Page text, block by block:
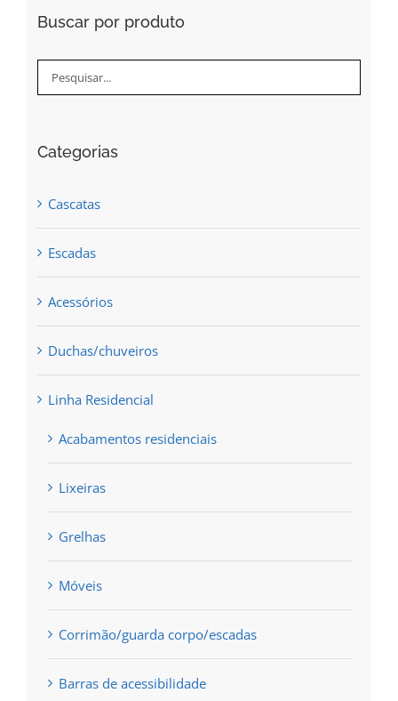
Buscar por produto
Categorias
Cascatas
Escadas
Acessórios
Duchas/chuveiros
Linha Residencial
Acabamentos residenciais
Lixeiras
Grelhas
Móveis
Corrimão/guarda corpo/escadas
Barras de acessibilidade